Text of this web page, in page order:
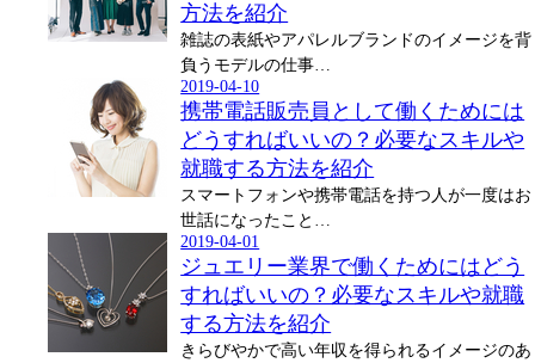
方法を紹介
雑誌の表紙やアパレルブランドのイメージを背
負うモデルの仕事…
2019-04-10
携帯電話販売員として働くためには
どうすればいいの？必要なスキルや
就職する方法を紹介
スマートフォンや携帯電話を持つ人が一度はお
世話になったこと…
2019-04-01
ジュエリー業界で働くためにはどう
すればいいの？必要なスキルや就職
する方法を紹介
きらびやかで高い年収を得られるイメージのあ